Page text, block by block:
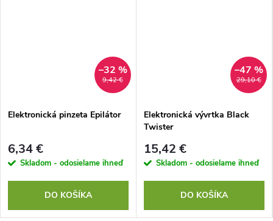
9,42 €
–32 %
Elektronická pinzeta Epilátor
6,34 €
Skladom - odosielame ihneď
DO KOŠÍKA
29,10 €
–47 %
Elektronická vývrtka Black
Twister
15,42 €
Skladom - odosielame ihneď
DO KOŠÍKA